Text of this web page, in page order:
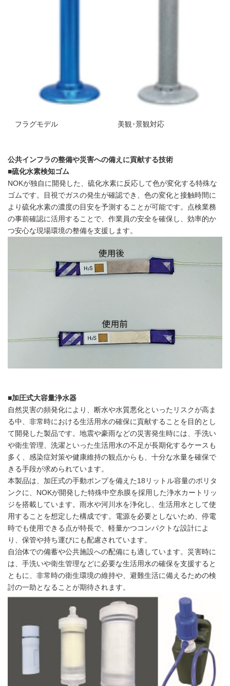
フラグモデル 美観･景観対応
公共インフラの整備や災害への備えに貢献する技術
■硫化水素検知ゴム
NOKが独自に開発した、硫化水素に反応して色が変化する特殊な
ゴムです。目視でガスの発生が確認でき、色の変化と接触時間に
より硫化水素の濃度の目安を予測することが可能です。点検業務
の事前確認に活用することで、作業員の安全を確保し、効率的か
つ安心な現場環境の整備を支援します。
■加圧式大容量浄水器
自然災害の頻発化により、断水や水質悪化といったリスクが高ま
る中、非常時における生活用水の確保に貢献することを目的とし
て開発した製品です。地震や豪雨などの災害発生時には、手洗い
や衛生管理、洗濯といった生活用水の不足が長期化するケースも
多く、感染症対策や健康維持の観点からも、十分な水量を確保で
きる手段が求められています。
本製品は、加圧式の手動ポンプを備えた18リットル容量のポリタ
ンクに、NOKが開発した特殊中空糸膜を採用した浄水カートリッ
ジを搭載しています。雨水や河川水を浄化し、生活用水として使
用することを想定した構成です。電源を必要としないため、停電
時でも使用できる点が特長で、軽量かつコンパクトな設計によ
り、保管や持ち運びにも配慮されています。
自治体での備蓄や公共施設への配備にも適しています。災害時に
は、手洗いや衛生管理などに必要な生活用水の確保を支援すると
ともに、非常時の衛生環境の維持や、避難生活に備えるための検
討の一助となることが期待されます。
Japanese